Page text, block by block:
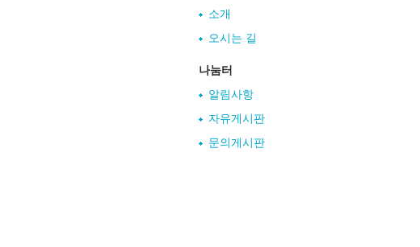
소개
오시는 길
나눔터
알림사항
자유게시판
문의게시판